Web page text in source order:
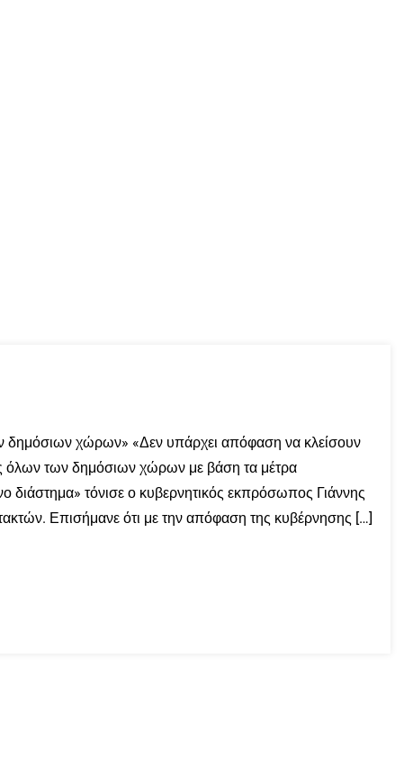
δημόσιων χώρων» «Δεν υπάρχει απόφαση να κλείσουν
όλων των δημόσιων χώρων με βάση τα μέτρα
τόνισε ο κυβερνητικός εκπρόσωπος Γιάννης
Επισήμανε ότι με την απόφαση της κυβέρνησης […]